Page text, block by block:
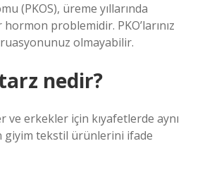
(PKOS), üreme yıllarında
problemidir. PKO’larınız
olmayabilir.
nedir?
ve erkekler için kıyafetlerde aynı
giyim tekstil ürünlerini ifade